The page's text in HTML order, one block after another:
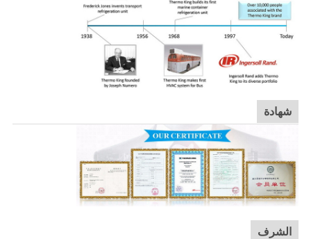
شهادة
الشرف